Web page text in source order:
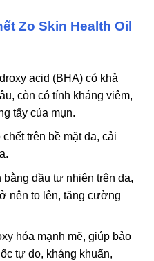
Zo Skin Health Oil
acid (BHA) có khả
còn có tính kháng viêm,
tấy của mụn.
trên bề mặt da, cải
bằng dầu tự nhiên trên da,
nên to lên, tăng cường
hóa mạnh mẽ, giúp bảo
tự do, kháng khuẩn,